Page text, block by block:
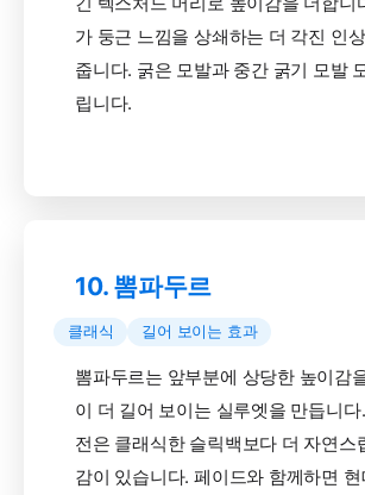
가 둥근 느낌을 상쇄하는 더 각진 인
줍니다. 굵은 모발과 중간 굵기 모발
립니다.
10. 뽐파두르
클래식 길어 보이는 효과
뽐파두르는 앞부분에 상당한 높이감
이 더 길어 보이는 실루엣을 만듭니다
전은 클래식한 슬릭백보다 더 자연스
감이 있습니다. 페이드와 함께하면